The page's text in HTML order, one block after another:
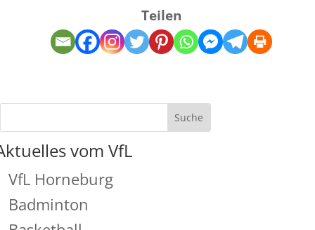
Teilen
vom VfL
VfL Horneburg
Badminton